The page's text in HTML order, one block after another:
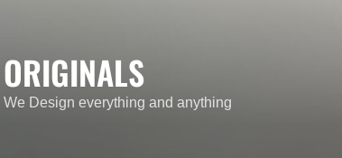
ORIGINALS
We Design everything and anything